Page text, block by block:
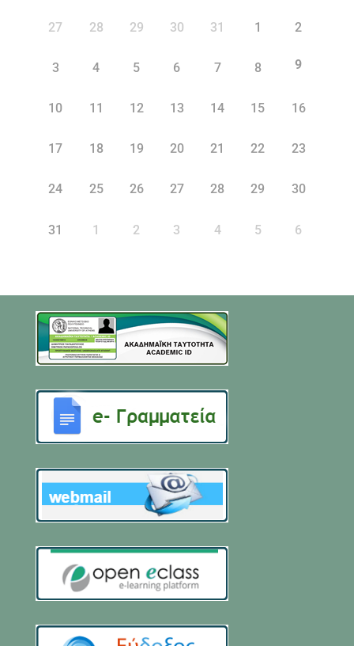
27 28 29 30 31 1 2
3 4 5 6 7 8 9
10 11 12 13 14 15 16
17 18 19 20 21 22 23
24 25 26 27 28 29 30
31 1 2 3 4 5 6